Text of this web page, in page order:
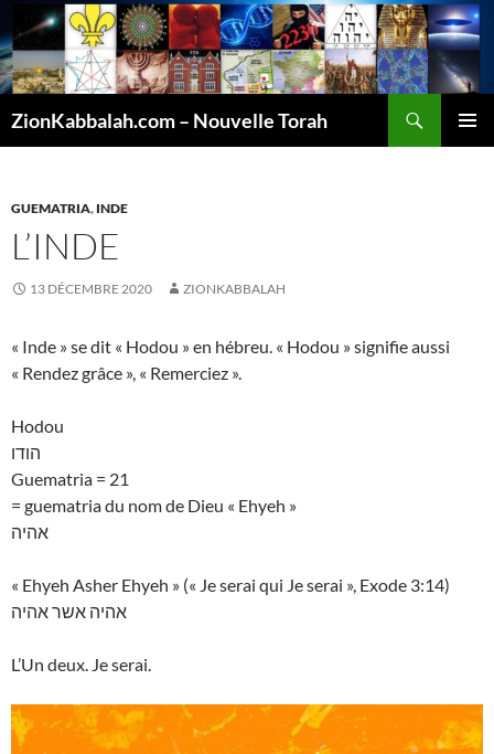
ZionKabbalah.com – Nouvelle Torah
GUEMATRIA, INDE
L’INDE
13 DÉCEMBRE 2020 ZIONKABBALAH
« Inde » se dit « Hodou » en hébreu. « Hodou » signifie aussi
« Rendez grâce », « Remerciez ».
Hodou
הודו
Guematria = 21
= guematria du nom de Dieu « Ehyeh »
אהיה
« Ehyeh Asher Ehyeh » (« Je serai qui Je serai », Exode 3:14)
אהיה אשר אהיה
L’Un deux. Je serai.